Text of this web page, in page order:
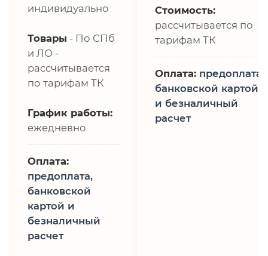
индивидуально
Товары - По СПб
и ЛО -
рассчитывается
по тарифам ТК
График работы:
ежедневно
Оплата:
предоплата,
банковской
картой и
безналичный
расчет
Стоимость:
рассчитывается по
тарифам ТК
Оплата: предоплата,
банковской картой
и безналичный
расчет